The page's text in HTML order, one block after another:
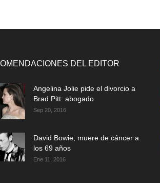
DEL EDITOR
Angelina Jolie pide el divorcio a
Brad Pitt: abogado
Sep 20, 2016
David Bowie, muere de cáncer a
los 69 años
Ene 11, 2016